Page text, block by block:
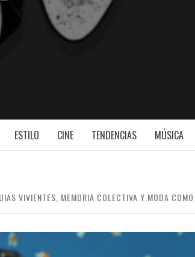
ESTILO CINE TENDENCIAS MÚSICA
VIVIENTES, MEMORIA COLECTIVA Y MODA COMO